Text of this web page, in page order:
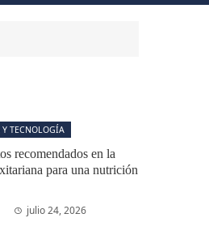
TECNOLOGÍA
recomendados en la
para una nutrición
julio 24, 2026